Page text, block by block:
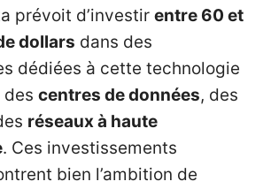
prévoit d’investir entre 60 et
dollars dans des
dédiées à cette technologie
des centres de données, des
réseaux à haute
. Ces investissements
bien l’ambition de